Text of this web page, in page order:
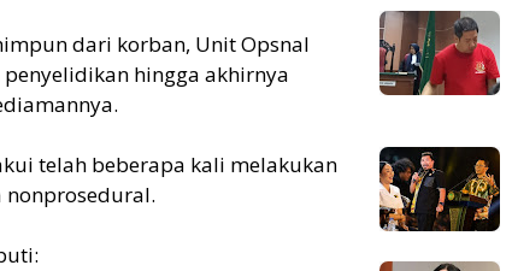
dari korban, Unit Opsnal
hingga akhirnya
telah beberapa kali melakukan
nonprosedural.